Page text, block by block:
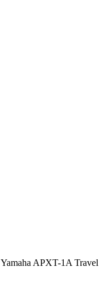
Yamaha APXT-1A Travel